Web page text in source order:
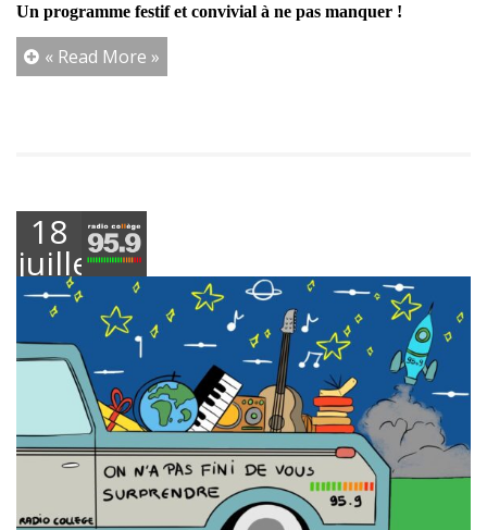
Un programme festif et convivial à ne pas manquer !
« Read More »
18
juillet
2025